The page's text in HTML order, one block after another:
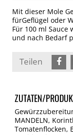
Mit dieser Mole
fürGeflügel oder
Für 100 ml Sauce
und nach Bedarf
Teilen
ZUTATEN/
MANDELN,
Tomatenflocken,